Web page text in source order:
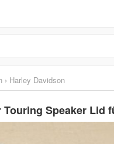
› Harley Davidson
Speaker Lid